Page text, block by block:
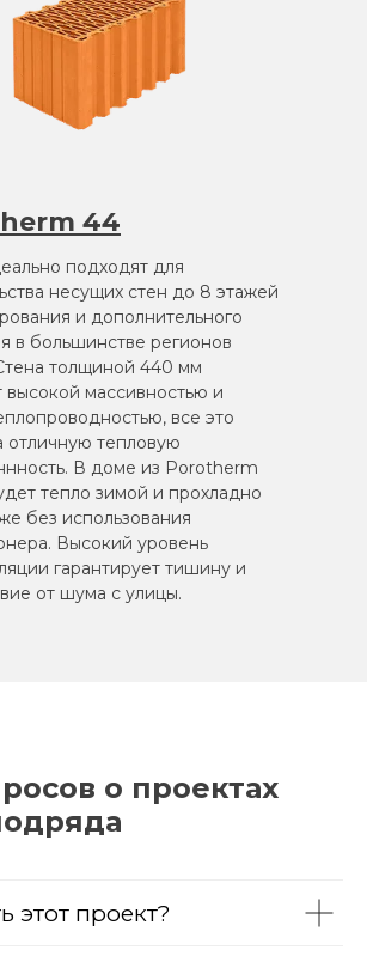
подходят для
несущих стен до 8 этажей
и дополнительного
в большинстве регионов
толщиной 440 мм
высокой массивностью и
все это
отличную тепловую
В доме из Porotherm
тепло зимой и прохладно
без использования
Высокий уровень
гарантирует тишину и
от шума с улицы.
44
о проектах
этот проект?